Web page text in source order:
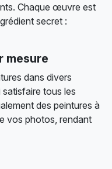
Chaque œuvre est
secret :
mesure
dans divers
tous les
des peintures à
vos photos, rendant